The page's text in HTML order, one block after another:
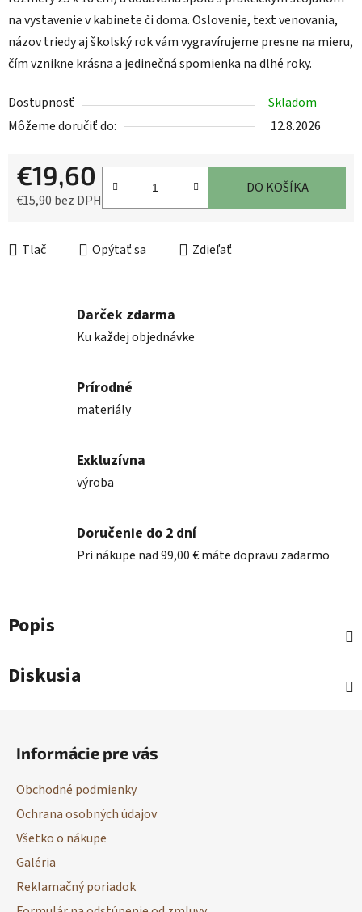
na vystavenie v kabinete či doma. Oslovenie, text venovania,
názov triedy aj školský rok vám vygravírujeme presne na mieru,
čím vznikne krásna a jedinečná spomienka na dlhé roky.
Dostupnosť
Skladom
Môžeme doručiť do:
12.8.2026
€19,60
€15,90 bez DPH
DO KOŠÍKA
Tlač Opýtať sa Zdieľať
Darček zdarma
Ku každej objednávke
Prírodné
materiály
Exkluzívna
výroba
Doručenie do 2 dní
Pri nákupe nad 99,00 € máte dopravu zadarmo
Popis
Diskusia
Informácie pre vás
Obchodné podmienky
Ochrana osobných údajov
Všetko o nákupe
Galéria
Reklamačný poriadok